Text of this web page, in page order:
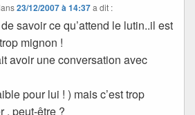
23/12/2007 à 14:37 a dit :
savoir ce qu’attend le lutin..il est
mignon !
avoir une conversation avec
pour lui ! ) mais c’est trop
, peut-être ?